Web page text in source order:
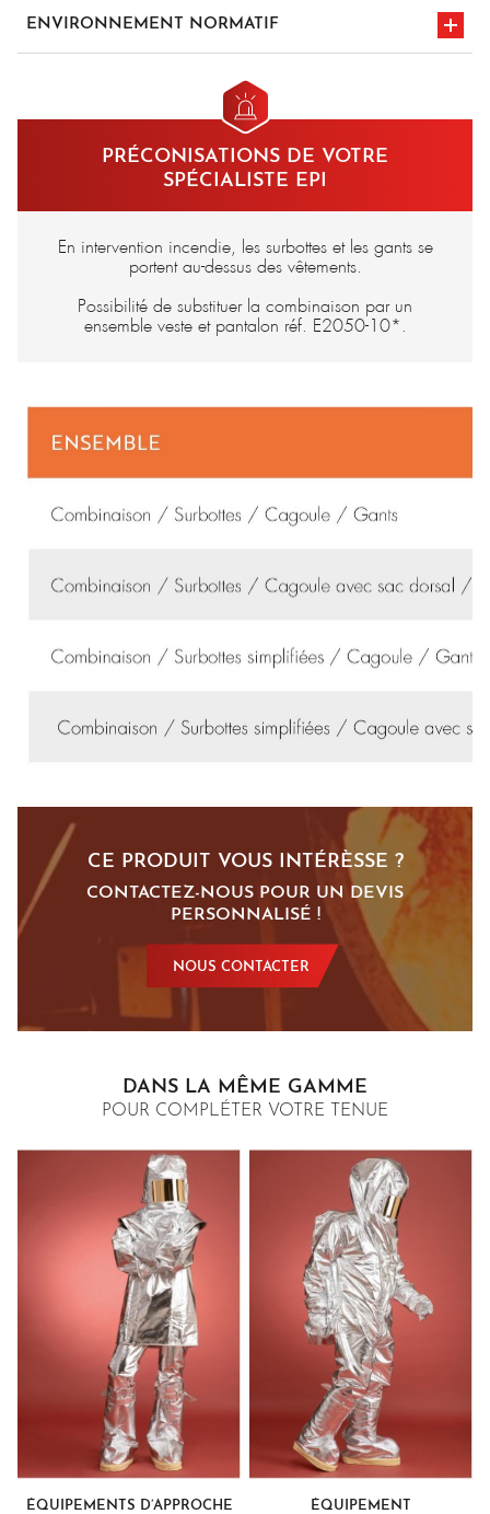
Complexe Fireshield : Tissu Aramide aluminisé 300 gr/m² - Isolant
feutre carbone 320 gr/m² - Tissu de verre aluminisé 135 gr/m² -
Coton traité retardateur de flamme 185 gr/m²
ENVIRONNEMENT NORMATIF
A1/B1/C4/D0/E0/F2
en 1486
PRÉCONISATIONS DE VOTRE
SPÉCIALISTE EPI
En intervention incendie, les surbottes et les gants se
portent au-dessus des vêtements.
Possibilité de substituer la combinaison par un
ensemble veste et pantalon réf. E2050-10*.
CE PRODUIT VOUS INTÉRÈSSE ?
CONTACTEZ-NOUS POUR UN DEVIS
PERSONNALISÉ !
NOUS CONTACTER
DANS LA MÊME GAMME
POUR COMPLÉTER VOTRE TENUE
ÉQUIPEMENTS D’APPROCHE
ÉQUIPEMENT